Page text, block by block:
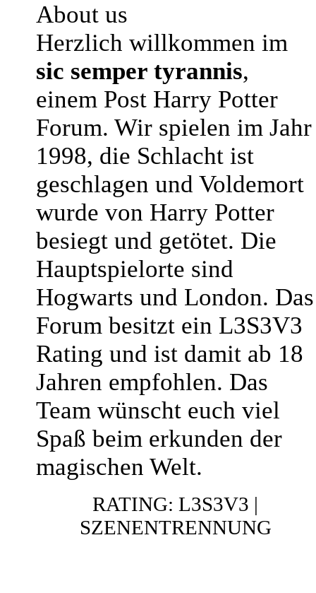
About us
Herzlich willkommen im
sic semper tyrannis,
einem Post Harry Potter
Forum. Wir spielen im Jahr
1998, die Schlacht ist
geschlagen und Voldemort
wurde von Harry Potter
besiegt und getötet. Die
Hauptspielorte sind
Hogwarts und London. Das
Forum besitzt ein L3S3V3
Rating und ist damit ab 18
Jahren empfohlen. Das
Team wünscht euch viel
Spaß beim erkunden der
magischen Welt.
RATING: L3S3V3 |
SZENENTRENNUNG